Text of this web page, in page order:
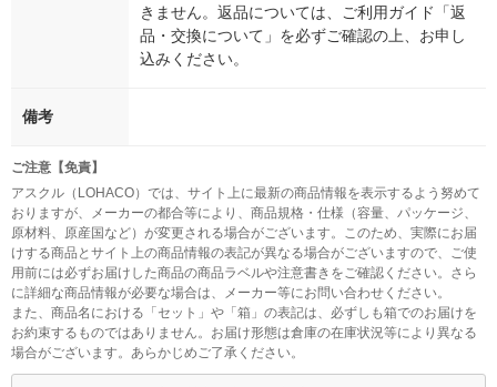
きません。返品については、ご利用ガイド「返
品・交換について」を必ずご確認の上、お申し
込みください。
備考
ご注意【免責】
アスクル（LOHACO）では、サイト上に最新の商品情報を表示するよう努めて
おりますが、メーカーの都合等により、商品規格・仕様（容量、パッケージ、
原材料、原産国など）が変更される場合がございます。このため、実際にお届
けする商品とサイト上の商品情報の表記が異なる場合がございますので、ご使
用前には必ずお届けした商品の商品ラベルや注意書きをご確認ください。さら
に詳細な商品情報が必要な場合は、メーカー等にお問い合わせください。
また、商品名における「セット」や「箱」の表記は、必ずしも箱でのお届けを
お約束するものではありません。お届け形態は倉庫の在庫状況等により異なる
場合がございます。あらかじめご了承ください。